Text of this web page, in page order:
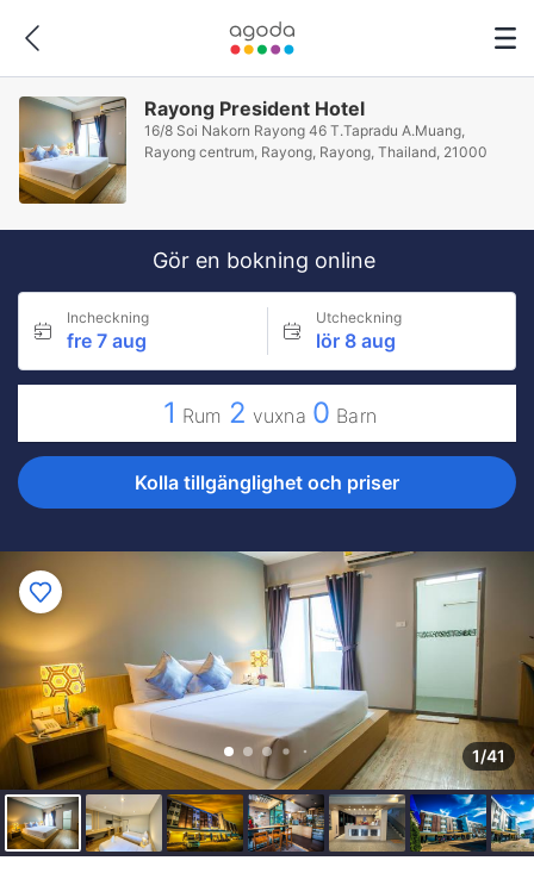
Rayong President Hotel
16/8 Soi Nakorn Rayong 46 T.Tapradu A.Muang,
Rayong centrum, Rayong, Rayong, Thailand, 21000
Gör en bokning online
Incheckning
fre 7 aug
Utcheckning
lör 8 aug
1 Rum 2 vuxna 0 Barn
Kolla tillgänglighet och priser
1/41